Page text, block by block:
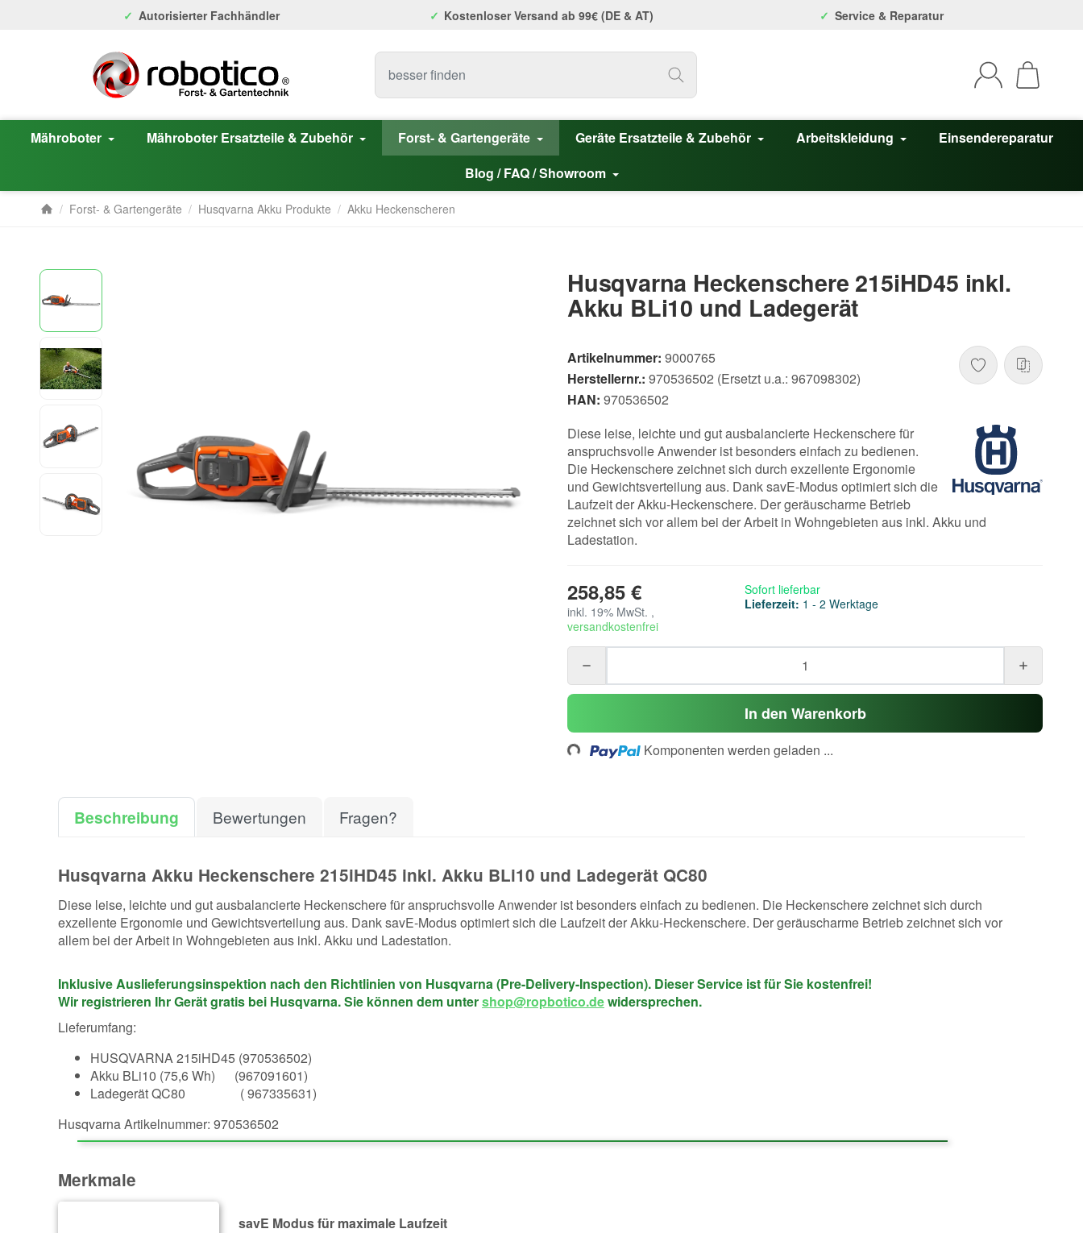
Autorisierter Fachhändler Kostenloser Versand ab 99€ (DE & AT) Service & Reparatur
Mähroboter Mähroboter Ersatzteile & Zubehör Forst- & Gartengeräte Geräte Ersatzteile & Zubehör Arbeitskleidung
Einsendereparatur
Blog / FAQ / Showroom
/ Forst- & Gartengeräte / Husqvarna Akku Produkte / Akku Heckenscheren
Husqvarna Heckenschere 215iHD45 inkl.
Akku BLi10 und Ladegerät
Artikelnummer: 9000765
Herstellernr.: 970536502 (Ersetzt u.a.: 967098302)
HAN: 970536502
Diese leise, leichte und gut ausbalancierte Heckenschere für
anspruchsvolle Anwender ist besonders einfach zu bedienen.
Die Heckenschere zeichnet sich durch exzellente Ergonomie
und Gewichtsverteilung aus. Dank savE-Modus optimiert sich die
Laufzeit der Akku-Heckenschere. Der geräuscharme Betrieb
zeichnet sich vor allem bei der Arbeit in Wohngebieten aus inkl. Akku und
Ladestation.
258,85 €
inkl. 19% MwSt. ,
versandkostenfrei
Sofort lieferbar
Lieferzeit: 1 - 2 Werktage
In den Warenkorb
Loading... Komponenten werden geladen ...
Beschreibung Bewertungen Fragen?
Husqvarna Akku Heckenschere 215iHD45 inkl. Akku BLi10 und Ladegerät QC80
Diese leise, leichte und gut ausbalancierte Heckenschere für anspruchsvolle Anwender ist besonders einfach zu bedienen. Die Heckenschere zeichnet sich durch
exzellente Ergonomie und Gewichtsverteilung aus. Dank savE-Modus optimiert sich die Laufzeit der Akku-Heckenschere. Der geräuscharme Betrieb zeichnet sich vor
allem bei der Arbeit in Wohngebieten aus inkl. Akku und Ladestation.
Inklusive Auslieferungsinspektion nach den Richtlinien von Husqvarna (Pre-Delivery-Inspection). Dieser Service ist für Sie kostenfrei!
Wir registrieren Ihr Gerät gratis bei Husqvarna. Sie können dem untershop@ropbotico.dewidersprechen.
Lieferumfang:
HUSQVARNA 215iHD45 (970536502)
Akku BLi10 (75,6 Wh) (967091601)
Ladegerät QC80 ( 967335631)
Husqvarna Artikelnummer: 970536502
Merkmale
savE Modus für maximale Laufzeit